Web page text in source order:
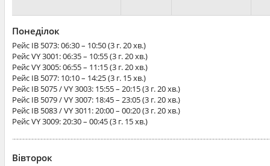
Понеділок
Рейс IB 5073: 06:30 – 10:50 (3 г. 20 хв.)
РейсVY 3001: 06:35 – 10:55 (3 г. 20 хв.)
РейсVY 3005: 06:55 – 11:15 (3 г. 20 хв.)
Рейс IB 5077: 10:10 – 14:25 (3 г. 15 хв.)
Рейс IB 5075 / VY 3003: 15:55 – 20:15 (3 г. 20 хв.)
Рейс IB 5079 / VY 3007: 18:45 – 23:05 (3 г. 20 хв.)
Рейс IB 5083 / VY 3011: 20:00 – 00:20 (3 г. 20 хв.)
РейсVY 3009: 20:30 – 00:45 (3 г. 15 хв.)
Вівторок